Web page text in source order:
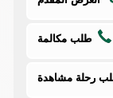
طلب مكالمة
رحلة مشاهدة